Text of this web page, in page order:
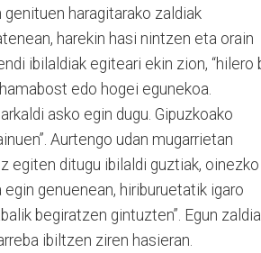
haragitarako zaldiak
harekin hasi nintzen eta orain
ibilaldiak egiteari ekin zion, “hilero
edo hogei egunekoa.
asko egin dugu. Gipuzkoako
Aurtengo udan mugarrietan
egiten ditugu ibilaldi guztiak, oinezko
genuenean, hiriburuetatik igaro
begiratzen gintuzten”. Egun
ibiltzen ziren hasieran.